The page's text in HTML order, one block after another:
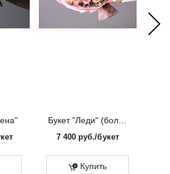
Букет "Леди" (большой)
7 400 руб./букет
Купить